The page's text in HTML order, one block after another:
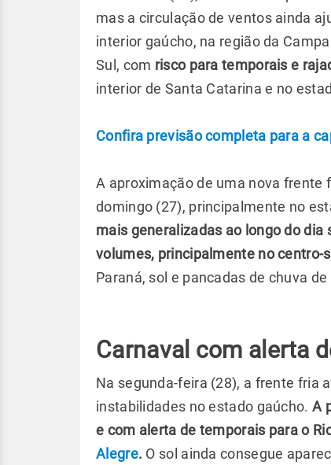
mas a circulação de ventos ainda
interior gaúcho, na região da
Sul, com risco para temporais e
interior de Santa Catarina e no
Confira previsão completa para a
A aproximação de uma nova frente
domingo (27), principalmente no
mais generalizadas ao longo do
volumes, principalmente no centro-
Paraná, sol e pancadas de chuva
Carnaval com alerta
Na segunda-feira (28), a frente fria
instabilidades no estado gaúcho. A
e com alerta de temporais para o
Alegre. O sol ainda consegue